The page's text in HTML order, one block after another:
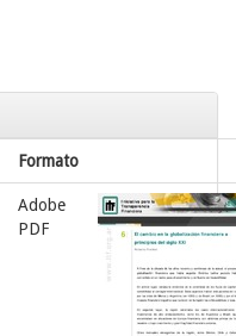
Formato
Adobe
PDF